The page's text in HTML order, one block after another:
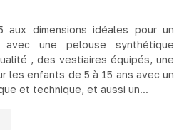
dimensions idéales pour un
avec une pelouse synthétique
, des vestiaires équipés, une
les enfants de 5 à 15 ans avec un
et technique, et aussi un...